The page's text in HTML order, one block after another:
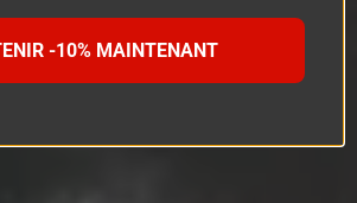
-10% MAINTENANT